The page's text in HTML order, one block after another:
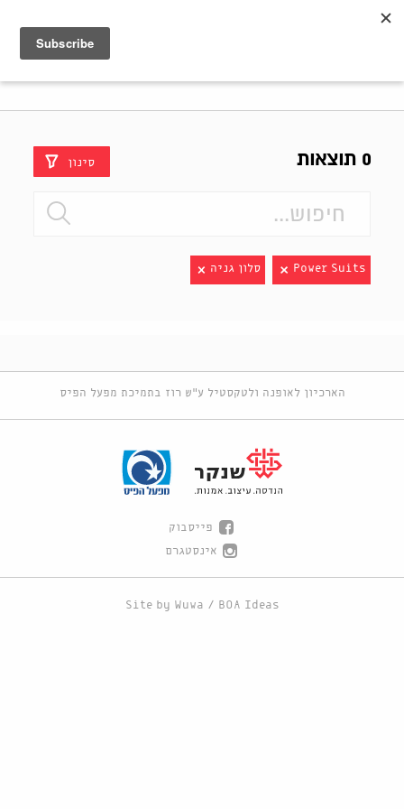
0 תוצאות סינון
Power Suits סלון גניה
הארכיון לאופנה ולטקסטיל ע"ש רוז בתמיכת מפעל הפיס
פייסבוק
אינסטגרם
Site by Wuwa / BOA Ideas